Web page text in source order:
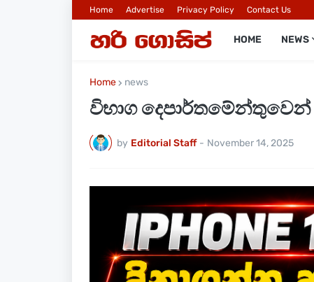
Home Advertise Privacy Policy Contact Us
HOME NEWS
Home news
විභාග
by Editorial Staff - November 14, 2025